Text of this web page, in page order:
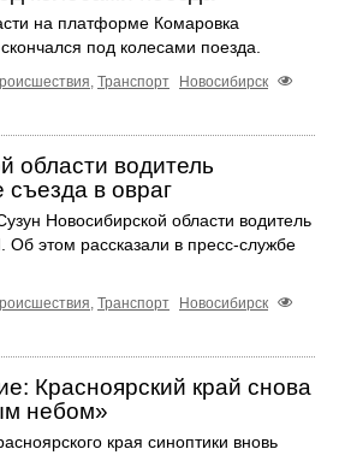
на платформе Комаровка
под колесами поезда.
, Транспорт
Новосибирск
области водитель
съезда в овраг
Новосибирской области водитель
этом рассказали в пресс-службе
, Транспорт
Новосибирск
Красноярский край снова
небом»
края синоптики вновь